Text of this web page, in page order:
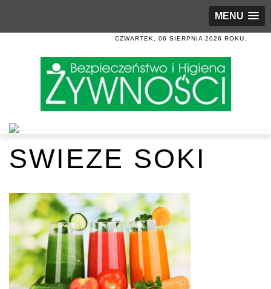
MENU
CZWARTEK, 06 SIERPNIA 2026 ROKU.
SWIEZE SOKI